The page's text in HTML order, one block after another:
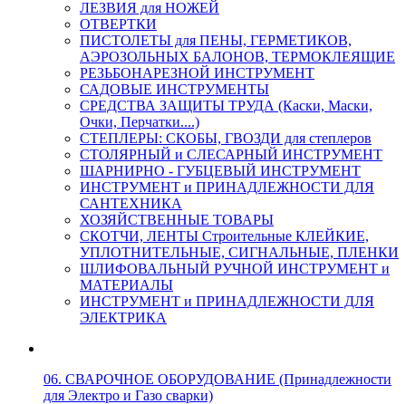
ЛЕЗВИЯ для НОЖЕЙ
ОТВЕРТКИ
ПИСТОЛЕТЫ для ПЕНЫ, ГЕРМЕТИКОВ,
АЭРОЗОЛЬНЫХ БАЛОНОВ, ТЕРМОКЛЕЯЩИЕ
РЕЗЬБОНАРЕЗНОЙ ИНСТРУМЕНТ
САДОВЫЕ ИНСТРУМЕНТЫ
СРЕДСТВА ЗАЩИТЫ ТРУДА (Каски, Маски,
Очки, Перчатки....)
СТЕПЛЕРЫ: СКОБЫ, ГВОЗДИ для степлеров
СТОЛЯРНЫЙ и СЛЕСАРНЫЙ ИНСТРУМЕНТ
ШАРНИРНО - ГУБЦЕВЫЙ ИНСТРУМЕНТ
ИНСТРУМЕНТ и ПРИНАДЛЕЖНОСТИ ДЛЯ
САНТЕХНИКА
ХОЗЯЙСТВЕННЫЕ ТОВАРЫ
СКОТЧИ, ЛЕНТЫ Строительные КЛЕЙКИЕ,
УПЛОТНИТЕЛЬНЫЕ, СИГНАЛЬНЫЕ, ПЛЕНКИ
ШЛИФОВАЛЬНЫЙ РУЧНОЙ ИНСТРУМЕНТ и
МАТЕРИАЛЫ
ИНСТРУМЕНТ и ПРИНАДЛЕЖНОСТИ ДЛЯ
ЭЛЕКТРИКА
06. СВАРОЧНОЕ ОБОРУДОВАНИЕ (Принадлежности
для Электро и Газо сварки)